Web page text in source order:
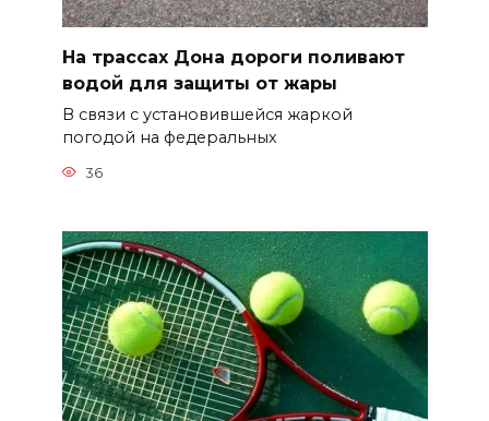
На трассах Дона дороги поливают
водой для защиты от жары
В связи с установившейся жаркой
погодой на федеральных
36